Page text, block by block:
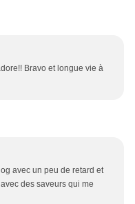
Bravo et longue vie à
avec un peu de retard et
des saveurs qui me